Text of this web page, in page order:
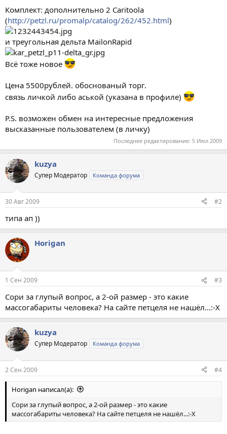
Комплект: дополнительно 2 Caritoola
(http://petzl.ru/promalp/catalog/262/452.html)
и треугольная дельта MailonRapid
Всё тоже новое
Цена 5500рублей. обоснованый торг.
связь личкой либо аськой (указана в профиле)
P.S. возможен обмен на интересные предложения
высказанные пользователем (в личку)
Последнее редактирование: 5 Июл 2009
kuzya
Супер Модератор Команда форума
30 Авг 2009 #2
типа ап ))
Horigan
1 Сен 2009 #3
Сори за глупый вопрос, а 2-ой размер - это какие
массогабариты человека? На сайте петцеля не нашёл...:-X
kuzya
Супер Модератор Команда форума
2 Сен 2009 #4
Horigan написал(а):
Сори за глупый вопрос, а 2-ой размер - это какие
массогабариты человека? На сайте петцеля не нашёл...:-X